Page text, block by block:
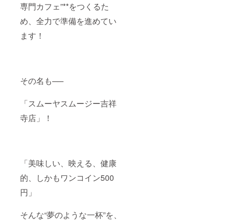
専門カフェ”**をつくるた
め、全力で準備を進めてい
ます！
その名も──
「スムーヤスムージー吉祥
寺店」！
「美味しい、映える、健康
的、しかもワンコイン500
円」
そんな“夢のような一杯”を、